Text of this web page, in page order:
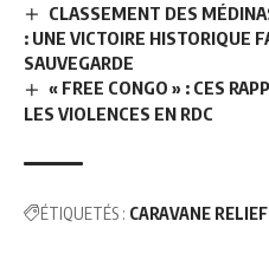
CLASSEMENT DES
: UNE VICTOIRE HISTORIQUE
SAUVEGARDE
« FREE CONGO » : CES
LES VIOLENCES EN RDC
ÉTIQUETÉS : CARAVANE